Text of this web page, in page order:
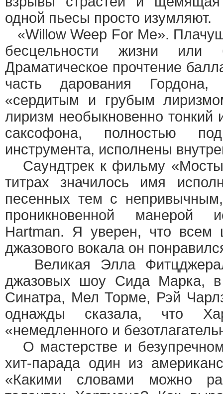
одной пьесы просто изумляют.
«Willow Weep For Me».
бесцельности жизни или
Драматическое прочтение
часть дарования Гордона,
«сердитым и грубым
лиризм необыкновенно
саксофона, полностью
инструмента, исполнены
Саундтрек к фильму
титрах значилось имя
песенных тем с
проникновенной манерой
Hartman. Я уверен, что всем
джазового вокала он
Великая Элла
джазовых шоу Сида Марка, в
Синатра, Мел Торме, Рэй
однажды сказала, что
«немедленного и
О мастерстве и
хит-парада один из
«Какими словами можно